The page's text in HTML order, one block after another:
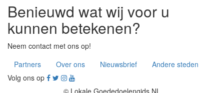
Benieuwd wat wij voor u
kunnen betekenen?
Neem contact met ons op!
Partners
Over ons Nieuwsbrief
Andere steden
Volg ons op
© Lokale Goededoelengids NL